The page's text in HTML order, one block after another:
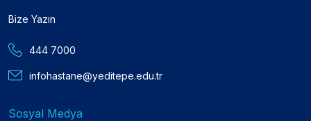
Bize Yazın
444 7000
infohastane@yeditepe.edu.tr
Sosyal Medya